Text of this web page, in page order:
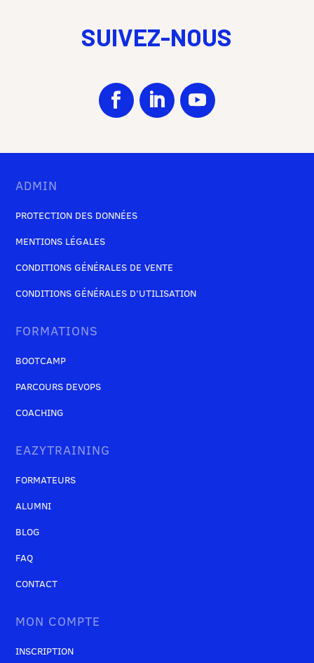
SUIVEZ-NOUS
ADMIN
PROTECTION DES DONNÉES
MENTIONS LÉGALES
CONDITIONS GÉNÉRALES DE VENTE
CONDITIONS GÉNÉRALES D’UTILISATION
FORMATIONS
BOOTCAMP
PARCOURS DEVOPS
COACHING
EAZYTRAINING
FORMATEURS
ALUMNI
BLOG
FAQ
CONTACT
MON COMPTE
INSCRIPTION